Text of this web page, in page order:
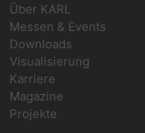
Über KARL
Messen & Events
Downloads
Visualisierung
Karriere
Magazine
Projekte